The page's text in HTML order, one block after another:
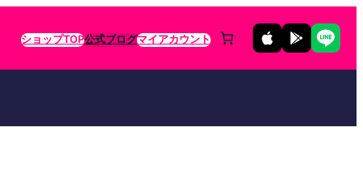
ショップTOP公式ブログマイアカウント